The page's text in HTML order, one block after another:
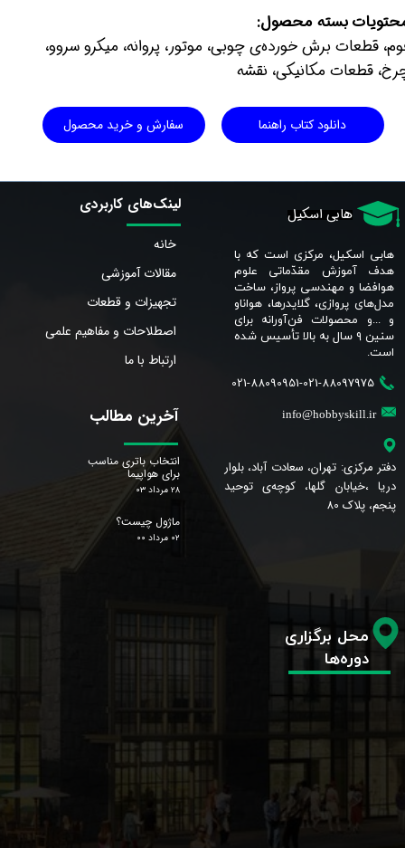
بسته محصول:
قطعات برش خورده‌ی چوبی، موتور، پروانه، میکرو سروو،
قطعات مکانیکی، نقشه
دانلود کتاب راهنما سفارش و خرید محصول
هابی اسکیل
هابی اسکیل، مرکزی است که با
هدف آموزش مقدّماتی علوم
هوافضا و مهندسی پرواز، ساخت
مدل‌های پروازی، گلایدرها، هواناو
و ...و محصولات فن‌آورانه برای
سنین ٩ سال به بالا تأسیس شده
است.​​​​​​​
021-88090951-021-88097975
info@hobbyskill.ir
دفتر مرکزی: تهران، سعادت آباد، بلوار
دریا ،خیابان گلها، کوچه‌ی توحید
پنجم، پلاک 80
لینک‌های کاربردی
خانه
مقالات آموزشی
تجهیزات و قطعات
اصطلاحات و مفاهیم علمی
ارتباط با ما
آخرین مطالب
انتخاب باتری مناسب
برای هواپیما
۲۸ مرداد ۰۳
ماژول چیست؟
۰۲ مرداد ۰۰
محل برگزاری
دوره‌ها